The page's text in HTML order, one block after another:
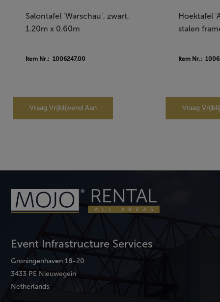
Salontafel ‘Warschau’, zwart,
1.20m x 0.60m
Item Nr.: 1006247.00
Vraag Vrijblijvend Aan
Hoektafel
stalen
Item Nr.:
Vraag
Event Infrastructure Services
Groningenhaven 18-20
3433 PE Nieuwegein
Netherlands